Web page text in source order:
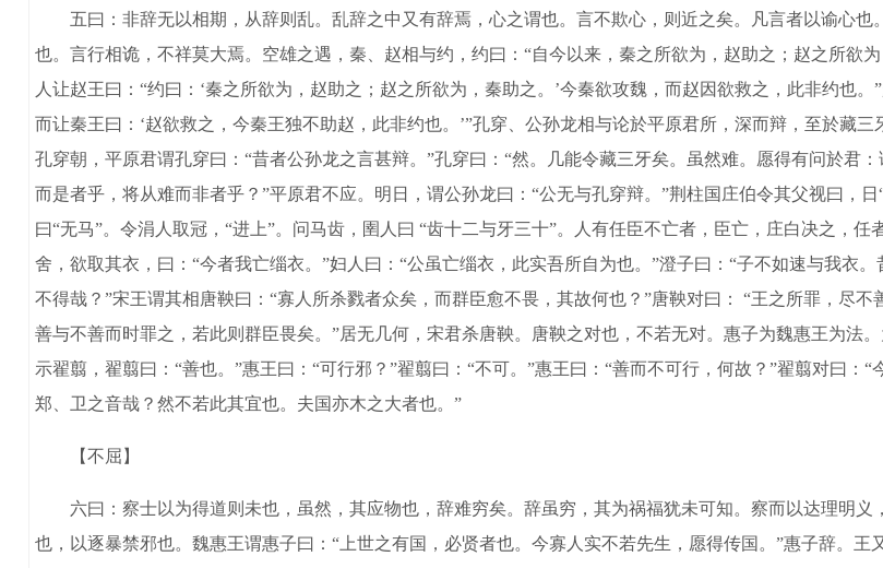
五曰：非辞无以相期，从辞则乱。乱辞之中又有辞焉，心之谓也。言不欺心，则近之矣。凡言者以谕心也
也。言行相诡，不祥莫大焉。空雄之遇，秦、赵相与约，约曰：“自今以来，秦之所欲为，赵助之；赵之所欲
人让赵王曰：“约曰：‘秦之所欲为，赵助之；赵之所欲为，秦助之。’今秦欲攻魏，而赵因欲救之，此非约也
而让秦王曰：‘赵欲救之，今秦王独不助赵，此非约也。’”孔穿、公孙龙相与论於平原君所，深而辩，至於藏
孔穿朝，平原君谓孔穿曰：“昔者公孙龙之言甚辩。”孔穿曰：“然。几能令藏三牙矣。虽然难。愿得有问於君
而是者乎，将从难而非者乎？”平原君不应。明日，谓公孙龙曰：“公无与孔穿辩。”荆柱国庄伯令其父视曰，日
曰“无马”。令涓人取冠，“进上”。问马齿，圉人曰 “齿十二与牙三十”。人有任臣不亡者，臣亡，庄白决之，
舍，欲取其衣，曰：“今者我亡缁衣。”妇人曰：“公虽亡缁衣，此实吾所自为也。”澄子曰：“子不如速与我衣
不得哉？”宋王谓其相唐鞅曰：“寡人所杀戮者众矣，而群臣愈不畏，其故何也？”唐鞅对曰： “王之所罪，尽
善与不善而时罪之，若此则群臣畏矣。”居无几何，宋君杀唐鞅。唐鞅之对也，不若无对。惠子为魏惠王为法
示翟翦，翟翦曰：“善也。”惠王曰：“可行邪？”翟翦曰：“不可。”惠王曰：“善而不可行，何故？”翟翦对曰
郑、卫之音哉？然不若此其宜也。夫国亦木之大者也。”
【不屈】
六曰：察士以为得道则未也，虽然，其应物也，辞难穷矣。辞虽穷，其为祸福犹未可知。察而以达理明义
也，以逐暴禁邪也。魏惠王谓惠子曰：“上世之有国，必贤者也。今寡人实不若先生，愿得传国。”惠子辞。